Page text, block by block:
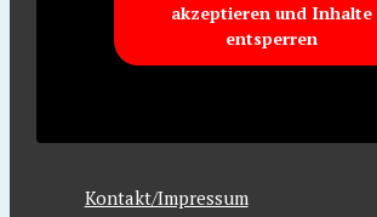
akzeptieren und Inhalte
entsperren
Kontakt/Impressum